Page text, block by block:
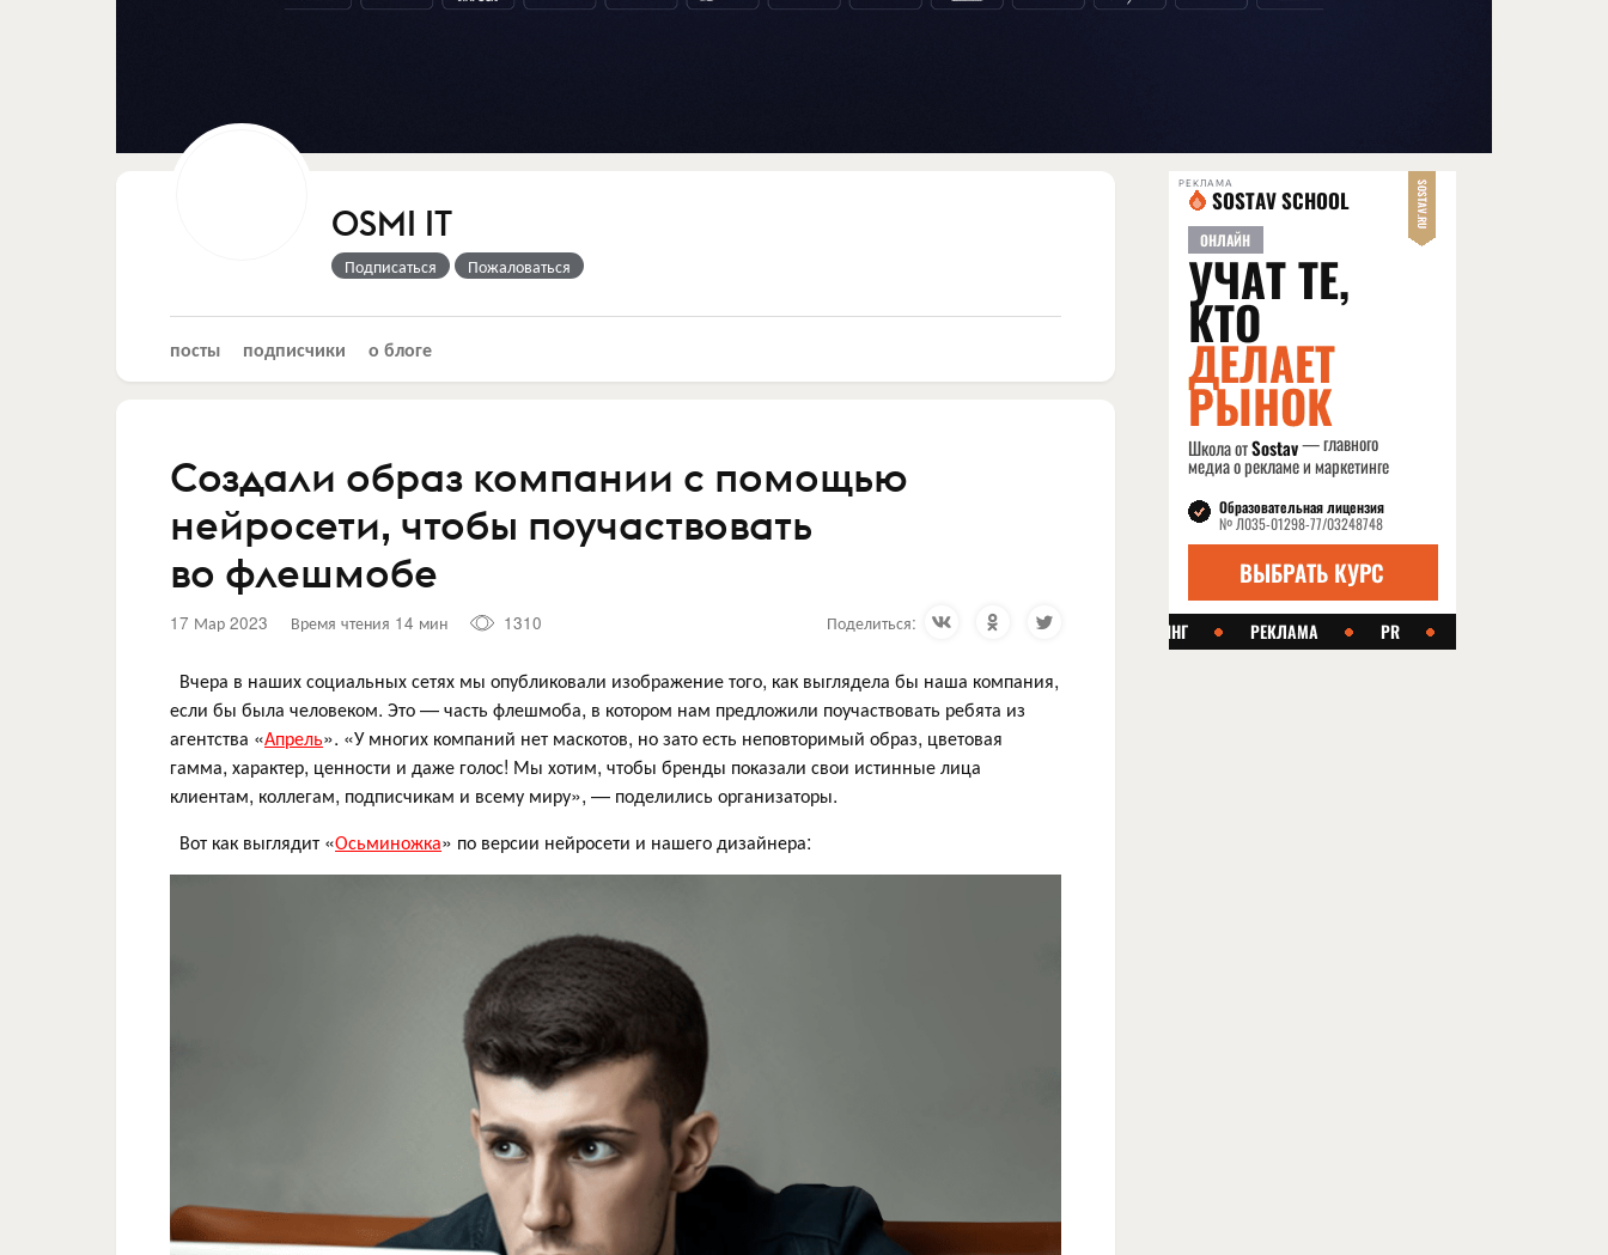
OSMI IT
Подписаться Пожаловаться
посты подписчики о блоге
Создали образ компании с помощью
нейросети, чтобы поучаствовать
во флешмобе
17 Мар 2023 Время чтения 14 мин 1310 Поделиться:
Вчера в наших социальных сетях мы опубликовали изображение того, как выглядела бы наша компания,
если бы была человеком. Это — часть флешмоба, в котором нам предложили поучаствовать ребята из
агентства «Апрель». «У многих компаний нет маскотов, но зато есть неповторимый образ, цветовая
гамма, характер, ценности и даже голос! Мы хотим, чтобы бренды показали свои истинные лица
клиентам, коллегам, подписчикам и всему миру», — поделились организаторы.
Вот как выглядит «Осьминожка» по версии нейросети и нашего дизайнера:
РЕКЛАМА